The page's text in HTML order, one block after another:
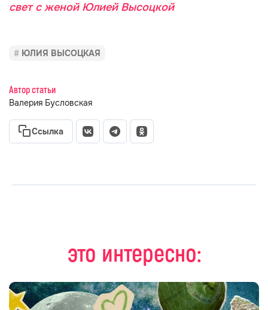
свет с женой Юлией Высоцкой
ЮЛИЯ ВЫСОЦКАЯ
Автор статьи
Валерия Бусловская
Ссылка
это интересно: